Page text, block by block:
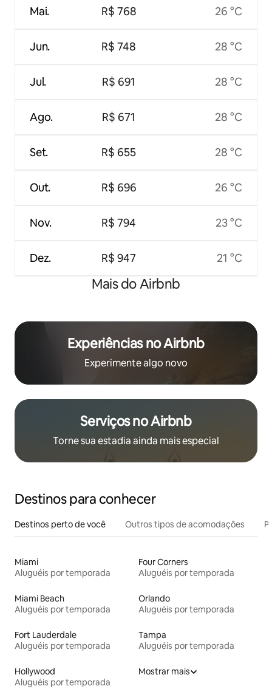
Mai.
Jun.
Jul.
Ago.
Set.
Out.
Nov.
Dez.
R$ 768
R$ 748
R$ 691
R$ 671
R$ 655
R$ 696
R$ 794
R$ 947
26 °C
28 °C
28 °C
28 °C
28 °C
26 °C
23 °C
21 °C
Mais do Airbnb
Experiências no Airbnb
Experimente algo novo
Serviços no Airbnb
Torne sua estadia ainda mais especial
Destinos para conhecer
Destinos perto de você Outros tipos de acomodações
Miami
Aluguéis por temporada
Four Corners
Aluguéis por temporada
Miami Beach
Aluguéis por temporada
Orlando
Aluguéis por temporada
Fort Lauderdale
Aluguéis por temporada
Tampa
Aluguéis por temporada
Hollywood
Aluguéis por temporada
Mostrar mais